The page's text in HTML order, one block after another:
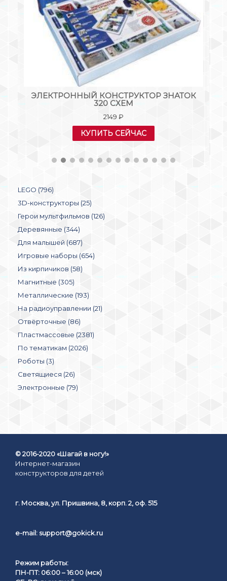
ЭЛЕКТРОННЫЙ КОНСТРУКТОР ЗНАТОК
320 СХЕМ
2149 ₽
КУПИТЬ СЕЙЧАС
LEGO (796)
3D-конструкторы (25)
Герои мультфильмов (126)
Деревянные (344)
Для малышей (687)
Игровые наборы (654)
Из кирпичиков (58)
Магнитные (305)
Металлические (193)
На радиоуправлении (21)
Отвёрточные (86)
Пластмассовые (2381)
По тематикам (2026)
Роботы (3)
Светящиеся (26)
Электронные (79)
© 2016-2020 «Шагай в ногу!»
Интернет-магазин
конструкторов для детей
г. Москва, ул. Пришвина, 8, корп. 2, оф. 515
e-mail: support@gokick.ru
Режим работы:
ПН-ПТ: 06:00 – 16:00 (мск)